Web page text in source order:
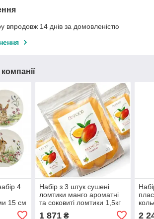
впродовж 14 днів за домовленістю
4
15 см
Набір з 3 штук сушені
ломтики манго ароматні
та соковиті ломтики 1,5кг
1 871₴ 2